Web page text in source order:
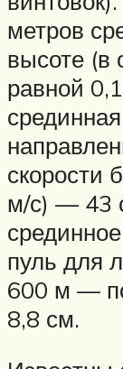
метров
высоте (в
равной
скорости
м/с) — 43
пуль для
600 м —
8,8 см.